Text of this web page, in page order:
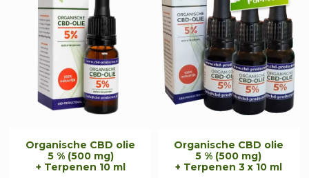
Organische CBD olie
5 % (500 mg)
+ Terpenen 10 ml
Organische CBD olie
5 % (500 mg)
+ Terpenen 3 x 10 ml